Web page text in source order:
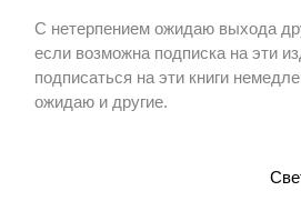
С нетерпением ожидаю выхода
если возможна подписка на эти
подписаться на эти книги
ожидаю и другие.